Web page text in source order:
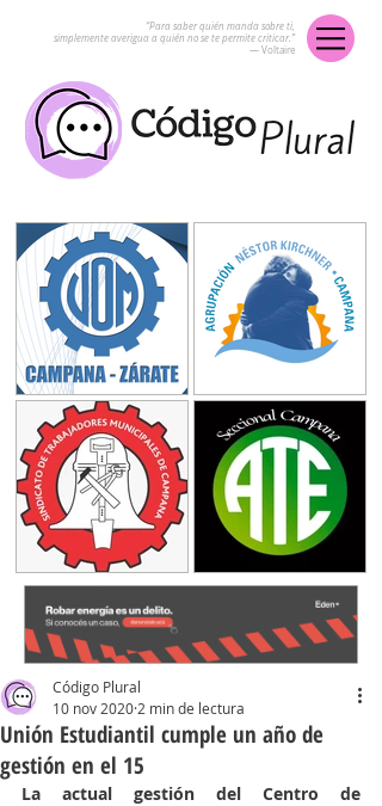
“Para saber quién manda sobre ti,
simplemente averigua a quién no se te permite criticar.”
― Voltaire
Unión Estudiantil cumple un año de
gestión en el 15
Código Plural
10 nov 2020 2 min de lectura
La actual gestión del Centro de